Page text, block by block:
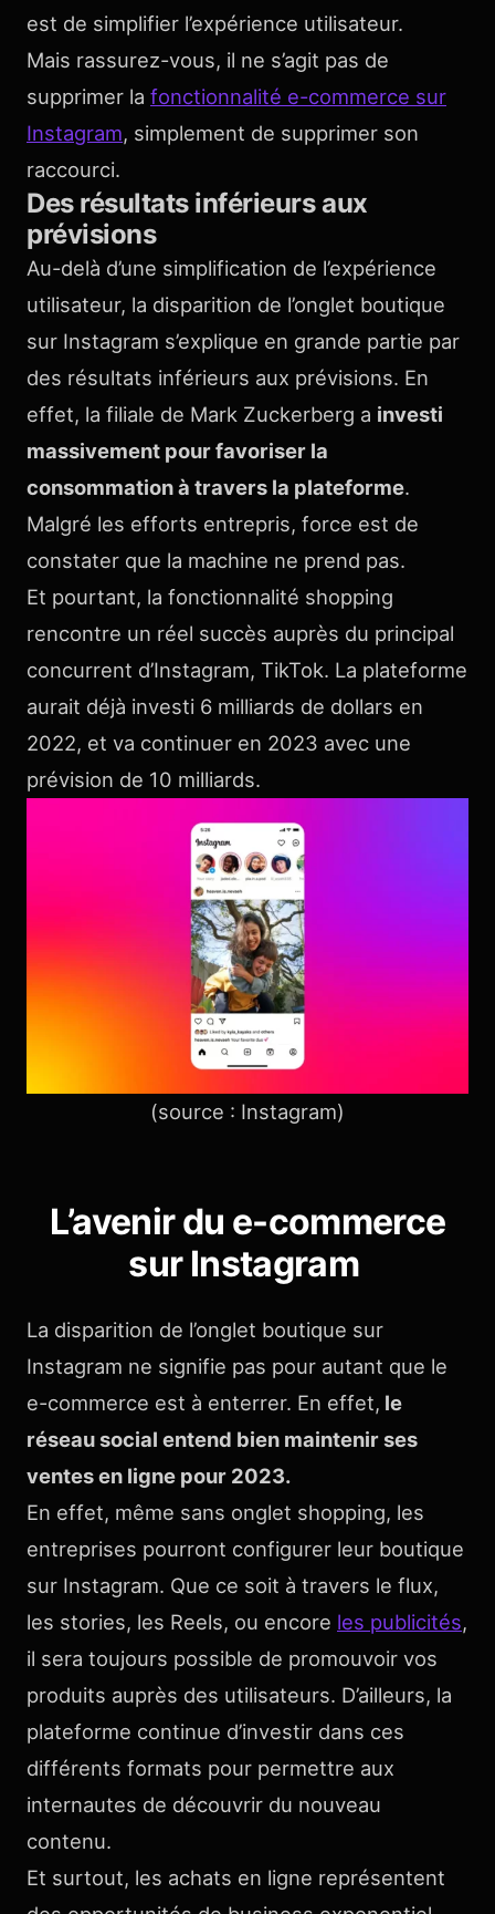
est de simplifier l’expérience utilisateur.
Mais rassurez-vous, il ne s’agit pas de
supprimer la fonctionnalité e-commerce sur
Instagram, simplement de supprimer son
raccourci.
Des résultats inférieurs aux
prévisions
Au-delà d’une simplification de l’expérience
utilisateur, la disparition de l’onglet boutique
sur Instagram s’explique en grande partie par
des résultats inférieurs aux prévisions. En
effet, la filiale de Mark Zuckerberg a investi
massivement pour favoriser la
consommation à travers la plateforme.
Malgré les efforts entrepris, force est de
constater que la machine ne prend pas.
Et pourtant, la fonctionnalité shopping
rencontre un réel succès auprès du principal
concurrent d’Instagram, TikTok. La plateforme
aurait déjà investi 6 milliards de dollars en
2022, et va continuer en 2023 avec une
prévision de 10 milliards.
(source : Instagram)
L’avenir du e-commerce
sur Instagram
La disparition de l’onglet boutique sur
Instagram ne signifie pas pour autant que le
e-commerce est à enterrer. En effet, le
réseau social entend bien maintenir ses
ventes en ligne pour 2023.
En effet, même sans onglet shopping, les
entreprises pourront configurer leur boutique
sur Instagram. Que ce soit à travers le flux,
les stories, les Reels, ou encore les publicités,
il sera toujours possible de promouvoir vos
produits auprès des utilisateurs. D’ailleurs, la
plateforme continue d’investir dans ces
différents formats pour permettre aux
internautes de découvrir du nouveau
contenu.
Et surtout, les achats en ligne représentent